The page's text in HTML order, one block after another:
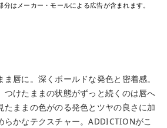
はメーカー・モールによる広告が含まれます。
唇に。深くボールドな発色と密着感。
つけたままの状態がずっと続くのは唇へ
たままの色がのる発色とツヤの良さに加
らかなテクスチャー。ADDICTIONがこ